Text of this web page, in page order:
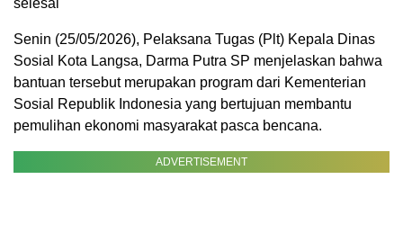
Senin (25/05/2026), Pelaksana Tugas (Plt) Kepala Dinas
Sosial Kota Langsa, Darma Putra SP menjelaskan bahwa
bantuan tersebut merupakan program dari Kementerian
Sosial Republik Indonesia yang bertujuan membantu
pemulihan ekonomi masyarakat pasca bencana.
ADVERTISEMENT